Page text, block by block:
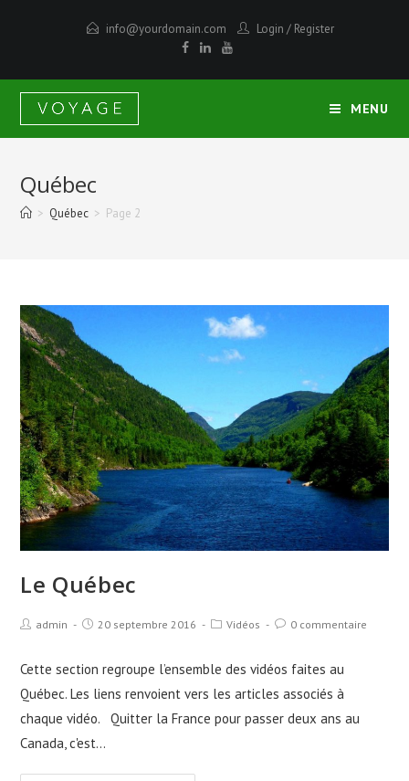
info@yourdomain.com Login / Register
MENU
Québec
> Québec > Page 2
Le Québec
admin 20 septembre 2016 Vidéos 0 commentaire
Cette section regroupe l’ensemble des vidéos faites au
Québec. Les liens renvoient vers les articles associés à
chaque vidéo. Quitter la France pour passer deux ans au
Canada, c'est…